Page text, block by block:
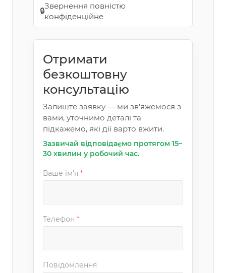
🔒
Звернення повністю
конфіденційне
Отримати
безкоштовну
консультацію
Залиште заявку — ми зв’яжемося з
вами, уточнимо деталі та
підкажемо, які дії варто вжити.
Зазвичай відповідаємо протягом 15–
30 хвилин у робочий час.
Ваше ім'я *
Телефон *
Повідомлення